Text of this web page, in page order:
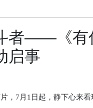
者——《有
启事
，7月1日起，静下心来